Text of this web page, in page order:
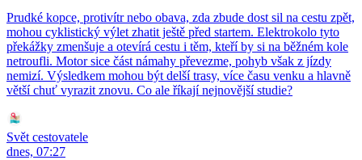
Prudké kopce, protivítr nebo obava, zda zbude dost sil na cestu zpět,
mohou cyklistický výlet zhatit ještě před startem. Elektrokolo tyto
překážky zmenšuje a otevírá cestu i těm, kteří by si na běžném kole
netroufli. Motor sice část námahy převezme, pohyb však z jízdy
nemizí. Výsledkem mohou být delší trasy, více času venku a hlavně
větší chuť vyrazit znovu. Co ale říkají nejnovější studie?
Svět cestovatele
dnes, 07:27